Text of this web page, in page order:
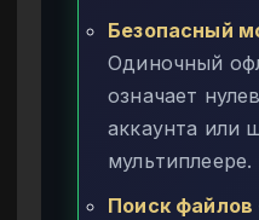
Безопасный
Одиночный
означает
аккаунта или
мультиплеере.
Поиск файлов